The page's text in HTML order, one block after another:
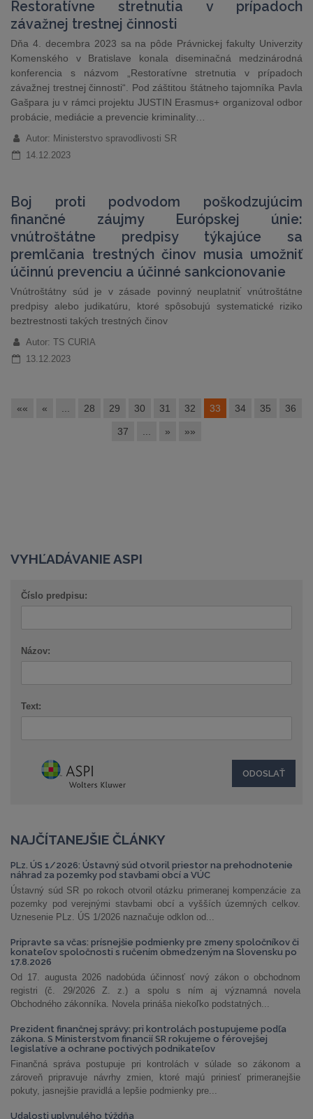
Restoratívne stretnutia v prípadoch
závažnej trestnej činnosti
Dňa 4. decembra 2023 sa na pôde Právnickej fakulty Univerzity
Komenského v Bratislave konala diseminačná medzinárodná
konferencia s názvom „Restoratívne stretnutia v prípadoch
závažnej trestnej činnosti“. Pod záštitou štátneho tajomníka Pavla
Gašpara ju v rámci projektu JUSTIN Erasmus+ organizoval odbor
probácie, mediácie a prevencie kriminality…
Autor: Ministerstvo spravodlivosti SR
14.12.2023
Boj proti podvodom poškodzujúcim
finančné záujmy Európskej únie:
vnútroštátne predpisy týkajúce sa
premlčania trestných činov musia umožniť
účinnú prevenciu a účinné sankcionovanie
Vnútroštátny súd je v zásade povinný neuplatniť vnútroštátne
predpisy alebo judikatúru, ktoré spôsobujú systematické riziko
beztrestnosti takých trestných činov
Autor: TS CURIA
13.12.2023
«« « 28 29 30 31 32 33 34 35 36
37 » »»
VYHĽADÁVANIE ASPI
Číslo predpisu:
Názov:
Text:
NAJČÍTANEJŠIE ČLÁNKY
PLz. ÚS 1/2026: Ústavný súd otvoril priestor na prehodnotenie
náhrad za pozemky pod stavbami obcí a VÚC
Ústavný súd SR po rokoch otvoril otázku primeranej kompenzácie za
pozemky pod verejnými stavbami obcí a vyšších územných celkov.
Uznesenie PLz. ÚS 1/2026 naznačuje odklon od...
Pripravte sa včas: prísnejšie podmienky pre zmeny spoločníkov či
konateľov spoločnosti s ručením obmedzeným na Slovensku po
17.8.2026
Od 17. augusta 2026 nadobúda účinnosť nový zákon o obchodnom
registri (č. 29/2026 Z. z.) a spolu s ním aj významná novela
Obchodného zákonníka. Novela prináša niekoľko podstatných...
Prezident finančnej správy: pri kontrolách postupujeme podľa
zákona. S Ministerstvom financií SR rokujeme o férovejšej
legislatíve a ochrane poctivých podnikateľov
Finančná správa postupuje pri kontrolách v súlade so zákonom a
zároveň pripravuje návrhy zmien, ktoré majú priniesť primeranejšie
pokuty, jasnejšie pravidlá a lepšie podmienky pre...
Udalosti uplynulého týždňa